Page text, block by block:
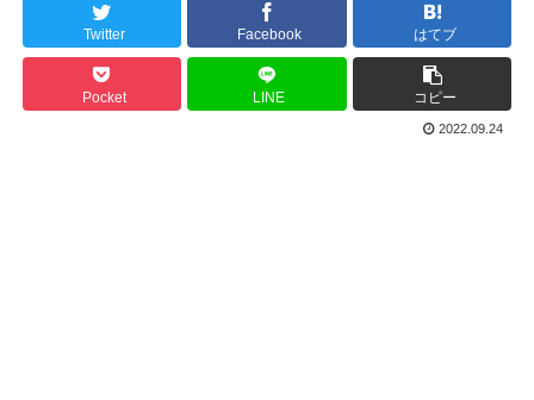
Twitter Facebook はてブ
Pocket LINE コピー
2022.09.24